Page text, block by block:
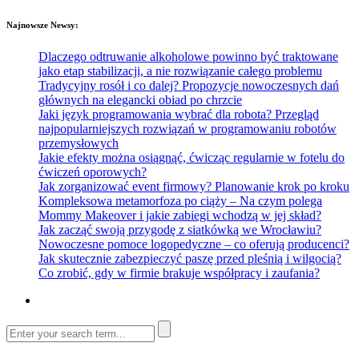
Najnowsze Newsy:
Dlaczego odtruwanie alkoholowe powinno być traktowane
jako etap stabilizacji, a nie rozwiązanie całego problemu
Tradycyjny rosół i co dalej? Propozycje nowoczesnych dań
głównych na elegancki obiad po chrzcie
Jaki język programowania wybrać dla robota? Przegląd
najpopularniejszych rozwiązań w programowaniu robotów
przemysłowych
Jakie efekty można osiągnąć, ćwicząc regularnie w fotelu do
ćwiczeń oporowych?
Jak zorganizować event firmowy? Planowanie krok po kroku
Kompleksowa metamorfoza po ciąży – Na czym polega
Mommy Makeover i jakie zabiegi wchodzą w jej skład?
Jak zacząć swoją przygodę z siatkówką we Wrocławiu?
Nowoczesne pomoce logopedyczne – co oferują producenci?
Jak skutecznie zabezpieczyć paszę przed pleśnią i wilgocią?
Co zrobić, gdy w firmie brakuje współpracy i zaufania?